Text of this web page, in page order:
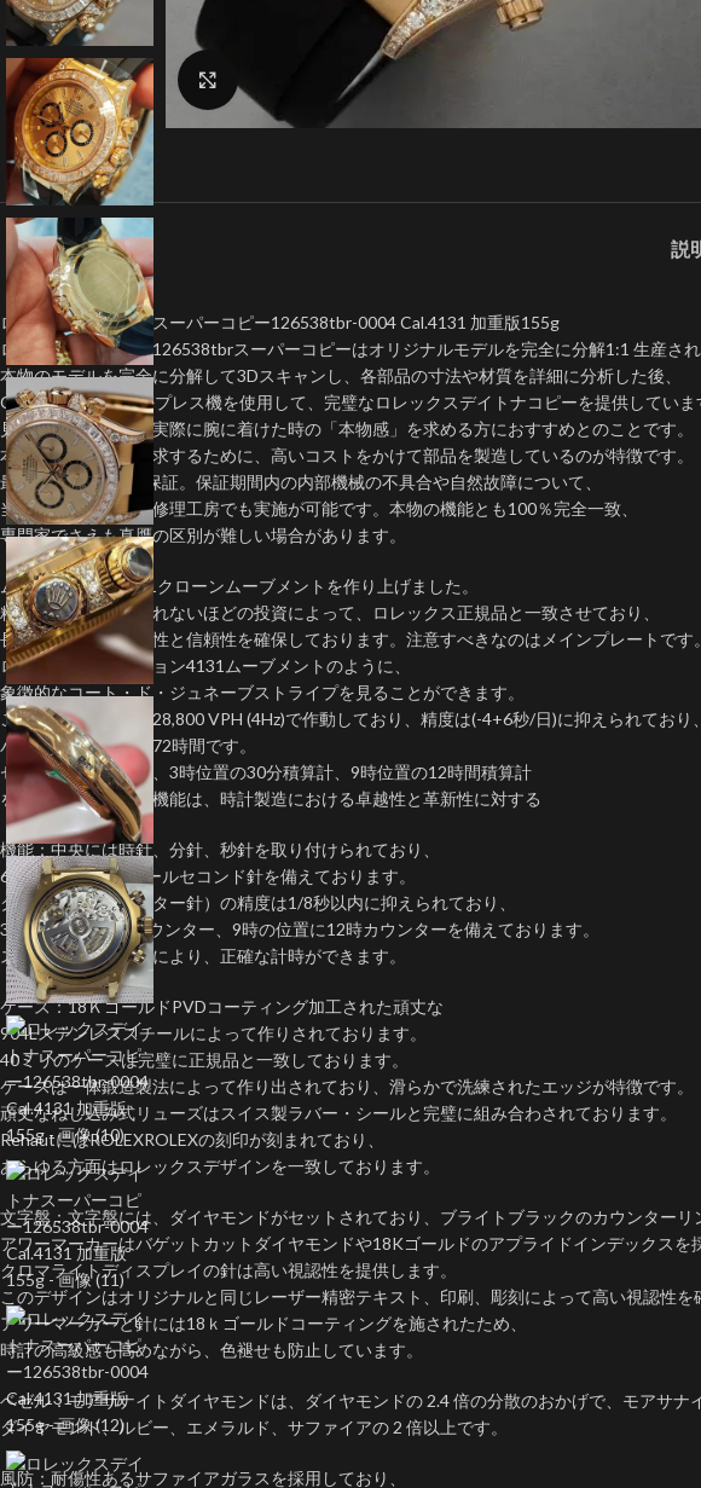
説
ロレックスデイトナスーパーコピー126538tbr-0004 Cal.4131 加重版155g
ロレックスデイトナ126538tbrスーパーコピーはオリジナルモデルを完全に分解1:1 生産され
本物のモデルを完全に分解して3Dスキャンし、各部品の寸法や材質を詳細に分析した後、
CNC加工機械や精密プレス機を使用して、完璧なロレックスデイトナコピーを提供していま
見た目だけでなく、実際に腕に着けた時の「本物感」を求める方におすすめとのことです。
本物に近い品質を追求するために、高いコストをかけて部品を製造しているのが特徴です。
最高品質と5年間の保証。保証期間内の内部機械の不具合や自然故障について、
当店提携の日本国内修理工房でも実施が可能です。本物の機能とも100％完全一致、
専門家でさえも真贋の区別が難しい場合があります。
ムーブメント：4131クローンムーブメントを作り上げました。
精巧な技術と数え切れないほどの投資によって、ロレックス正規品と一致させており、
長期にわたって堅牢性と信頼性を確保しております。注意すべきなのはメインプレートです。
ロレックスのバージョン4131ムーブメントのように、
象徴的なコート・ド・ジュネーブストライプを見ることができます。
このムーブメントは28,800 VPH (4Hz)で作動しており、精度は(-4+6秒/日)に抑えられており、
パワーリザーブは約72時間です。
センターセコンド針、3時位置の30分積算計、9時位置の12時間積算計
を含むクロノグラフ機能は、時計製造における卓越性と革新性に対する
機能：中央には時針、分針、秒針を取り付けられており、
6時の位置にはスモールセコンド針を備えております。
クロノグラフ（センター針）の精度は1/8秒以内に抑えられており、
3時の位置に30分カウンター、9時の位置に12時カウンターを備えております。
ストップセコンド針により、正確な計時ができます。
ケース：18ＫゴールドPVDコーティング加工された頑丈な
904Lステンレススチールによって作りされております。
40ミリのケースは完璧に正規品と一致しております。
ケースは一体鍛造製法によって作り出されており、滑らかで洗練されたエッジが特徴です。
頑丈なねじ込み式リューズはスイス製ラバー・シールと完璧に組み合わされております。
RehautにはROLEXROLEXの刻印が刻まれており、
あらゆる方面はロレックスデザインを一致しております。
文字盤：文字盤には、ダイヤモンドがセットされており、ブライトブラックのカウンターリ
アワーマーカーはバゲットカットダイヤモンドや18Kゴールドのアプライドインデックスを
クロマライトディスプレイの針は高い視認性を提供します。
このデザインはオリジナルと同じレーザー精密テキスト、印刷、彫刻によって高い視認性を
アワーマーカーと針には18ｋゴールドコーティングを施されたため、
時計の高級感も高めながら、色褪せも防止しています。
ベゼル：モアサナイトダイヤモンドは、ダイヤモンドの 2.4 倍の分散のおかげで、モアサナ
ダイヤモンド、ルビー、エメラルド、サファイアの 2 倍以上です。
風防：耐傷性あるサファイアガラスを採用しており、